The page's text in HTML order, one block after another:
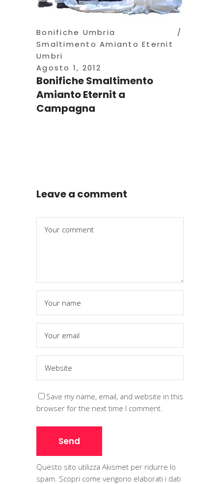
Bonifiche Umbria
Smaltimento Amianto Eternit
Umbri
Agosto 1, 2012
Bonifiche Smaltimento
Amianto Eternit a
Campagna
Leave a comment
Save my name, email, and website in this
browser for the next time I comment.
Questo sito utilizza Akismet per ridurre lo
spam. Scopri come vengono elaborati i dati